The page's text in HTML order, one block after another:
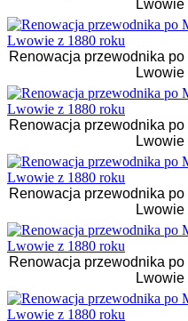
Lwowie
Renowacja przewodnika
Lwowie
Renowacja przewodnika
Lwowie
Renowacja przewodnika
Lwowie
Renowacja przewodnika
Lwowie